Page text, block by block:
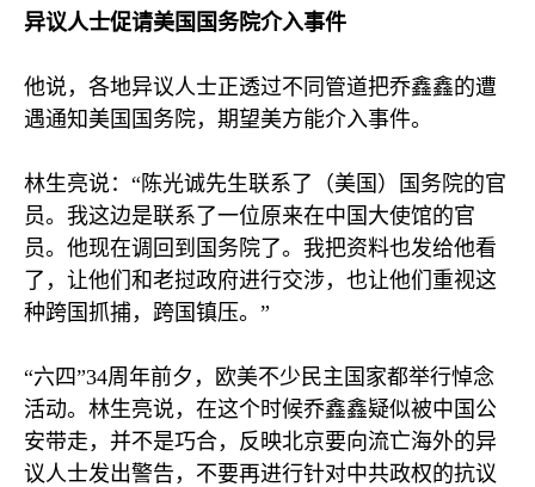
异议人士促请美国国务院介入事件
他说，各地异议人士正透过不同管道把乔鑫鑫的遭
遇通知美国国务院，期望美方能介入事件。
林生亮说：“陈光诚先生联系了（美国）国务院的官
员。我这边是联系了一位原来在中国大使馆的官
员。他现在调回到国务院了。我把资料也发给他看
了，让他们和老挝政府进行交涉，也让他们重视这
种跨国抓捕，跨国镇压。”
“六四”34周年前夕，欧美不少民主国家都举行悼念
活动。林生亮说，在这个时候乔鑫鑫疑似被中国公
安带走，并不是巧合，反映北京要向流亡海外的异
议人士发出警告，不要再进行针对中共政权的抗议